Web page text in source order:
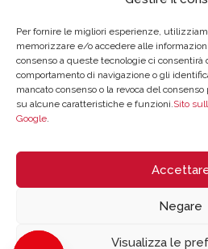
Per fornire le migliori esperienze,
memorizzare e/o accedere alle
consenso a queste tecnologie ci consentirà
comportamento di navigazione o gli
mancato consenso o la revoca del
su alcune caratteristiche e funzioni.Sito
Google.
Negare
Visualizza le
Suggerimenti
Dove trovarci
Saldo della carta regalo